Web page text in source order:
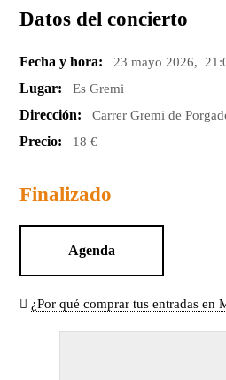
Datos del concierto
Fecha y hora: 23 mayo 2026,
Lugar: Es Gremi
Dirección: Carrer Gremi de
Precio: 18 €
Finalizado
Agenda
¿Por qué comprar tus entradas en